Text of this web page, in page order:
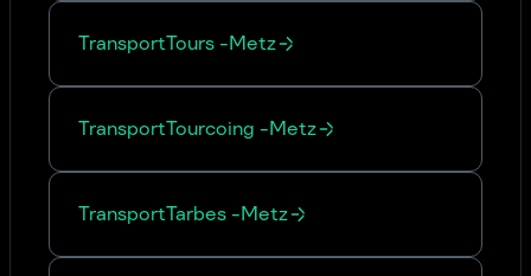
TransportTours -Metz
TransportTourcoing -Metz
TransportTarbes -Metz